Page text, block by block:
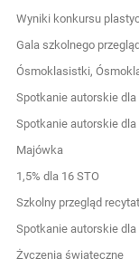
Wyniki konkursu
Gala szkolnego
Ósmoklasistki,
Spotkanie autorskie dla
Spotkanie autorskie dla
Majówka
1,5% dla 16 STO
Szkolny przegląd
Spotkanie autorskie dla
Życzenia świąteczne